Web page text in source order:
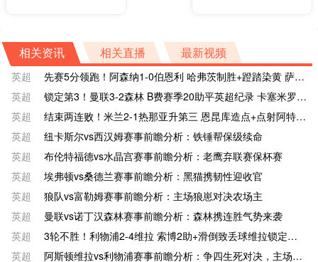
相关资讯 相关直播 最新视频
英超
先赛5分领跑！阿森纳1-0伯恩利 哈弗茨制胜+蹬踏染黄 萨卡献助攻
英超
锁定第3！曼联3-2森林 B费赛季20助平英超纪录 卡塞米罗主场告别
英超
结束两连败！米兰2-1热那亚升第三 恩昆库造点+点射阿特卡梅破门
英超
纽卡斯尔vs西汉姆赛事前瞻分析：铁锤帮保级续命
英超
布伦特福德vs水晶宫赛事前瞻分析：老鹰弃联赛保杯赛
英超
埃弗顿vs桑德兰赛事前瞻分析：黑猫携韧性迎收官
英超
狼队vs富勒姆赛事前瞻分析：主场狼崽对决农场主
英超
曼联vs诺丁汉森林赛事前瞻分析：森林携连胜气势来袭
英超
3轮不胜！利物浦2-4维拉 索博2助+滑倒致丢球维拉锁定前五
英超
阿斯顿维拉vs利物浦赛事前瞻分析：争四生死对决，主场龙VS豪门劲旅